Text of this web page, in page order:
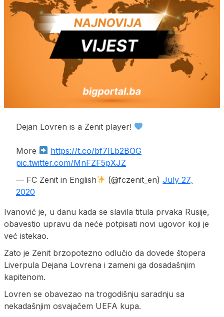
Dejan Lovren is a Zenit player!
More
https://t.co/bf7ILb2BOG
pic.twitter.com/MnFZF5pXJZ
— FC Zenit in English
(@fczenit_en)July 27,
2020
Ivanović je, u danu kada se slavila titula prvaka Rusije,
obavestio upravu da neće potpisati novi ugovor koji je
već istekao.
Zato je Zenit brzopotezno odlučio da dovede štopera
Liverpula Dejana Lovrena i zameni ga dosadašnjim
kapitenom.
Lovren se obavezao na trogodišnju saradnju sa
nekadašnjim osvajačem UEFA kupa.